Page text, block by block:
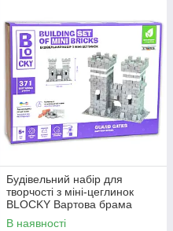
Будівельний набір для
творчості з міні-цеглинок
BLOCKY Вартова брама
Strateg (31007)
В наявності